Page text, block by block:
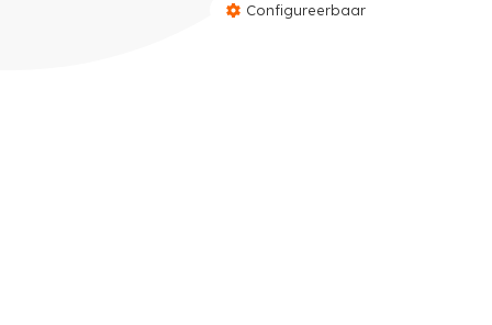
Configureerbaar